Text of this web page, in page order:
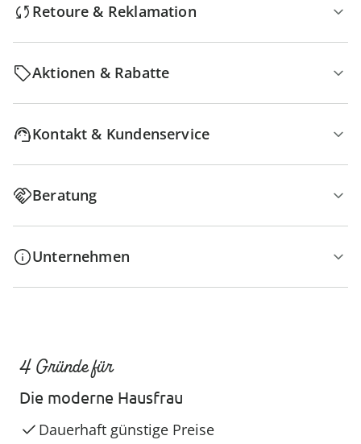
Retoure & Reklamation
Aktionen & Rabatte
Kontakt & Kundenservice
Beratung
Unternehmen
4 Gründe für
Die moderne Hausfrau
Dauerhaft günstige Preise